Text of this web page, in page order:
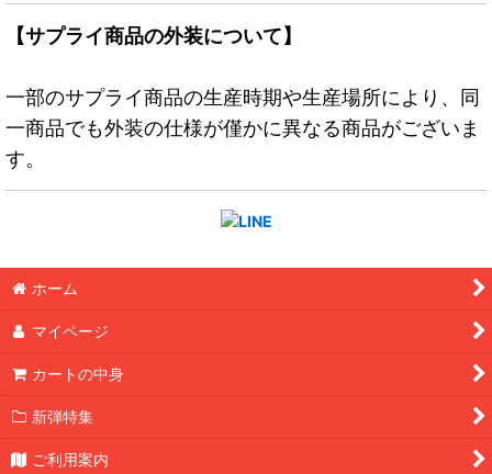
【サプライ商品の外装について】
一部のサプライ商品の生産時期や生産場所により、同
一商品でも外装の仕様が僅かに異なる商品がございま
す。
ホーム
マイページ
カートの中身
新弾特集
ご利用案内